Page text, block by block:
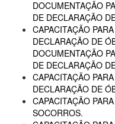
DOCUMENTAÇÃO
DE DECLARAÇÃO
CAPACITAÇÃO
DECLARAÇÃO DE
DOCUMENTAÇÃO
DE DECLARAÇÃO
CAPACITAÇÃO
DECLARAÇÃO DE
CAPACITAÇÃO
SOCORROS.